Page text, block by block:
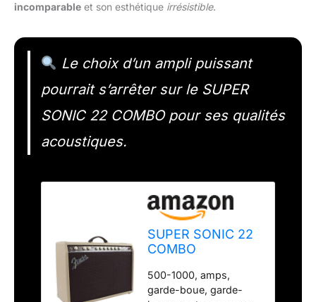
incomparable et son esthétique irrésistible.
Le choix d’un ampli puissant
pourrait s’arrêter sur le SUPER
SONIC 22 COMBO pour ses qualités
acoustiques.
SUPER SONIC 22
COMBO
500-1000, amps,
garde-boue, garde-